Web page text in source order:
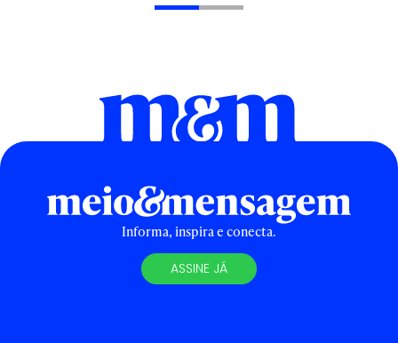
Informa, inspira e conecta.
ASSINE JÁ